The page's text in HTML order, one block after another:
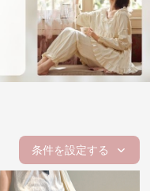
条件を設定する